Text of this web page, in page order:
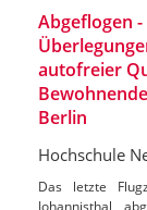
Abgeflogen
autofreier
Berlin
Hochschule
Das letzte
Johannisthal